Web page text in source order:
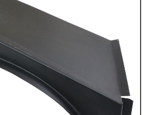
Midget & Sprite
Mini Rover TR etc